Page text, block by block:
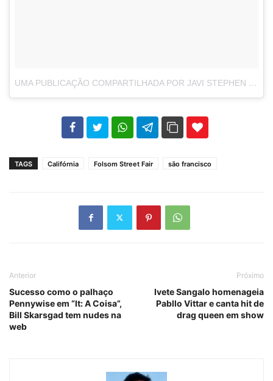
UMA PUBLICAÇÃO COMPARTILHADA POR JAVI STEPHEN (@JAVI_STEPHEN)
102 35
TAGS Califórnia Folsom Street Fair são francisco
Anterior
Sucesso como o palhaço
Pennywise em “It: A Coisa”,
Bill Skarsgad tem nudes na
web
Próximo
Ivete Sangalo homenageia
Pabllo Vittar e canta hit de
drag queen em show